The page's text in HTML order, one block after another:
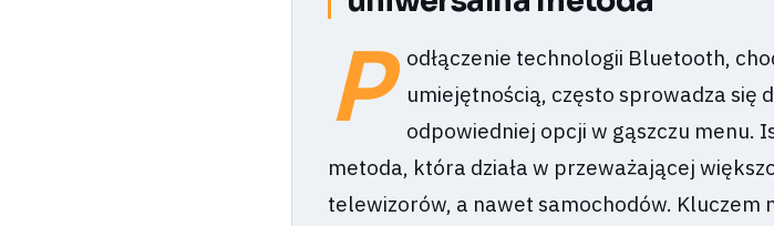
P
odłączenie technologii Bluetooth,
umiejętnością, często sprowadza się
odpowiedniej opcji w gąszczu menu.
metoda, która działa w przeważającej
telewizorów, a nawet samochodów. Kluczem